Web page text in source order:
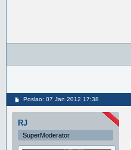
Poslao: 07 Jan 2012 17:38
RJ
SuperModerator